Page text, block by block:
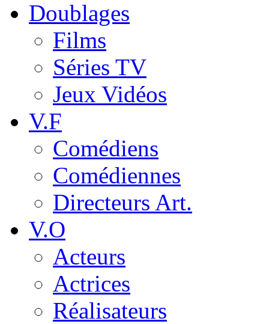
Doublages
Films
Séries TV
Jeux Vidéos
V.F
Comédiens
Comédiennes
Directeurs Art.
V.O
Acteurs
Actrices
Réalisateurs